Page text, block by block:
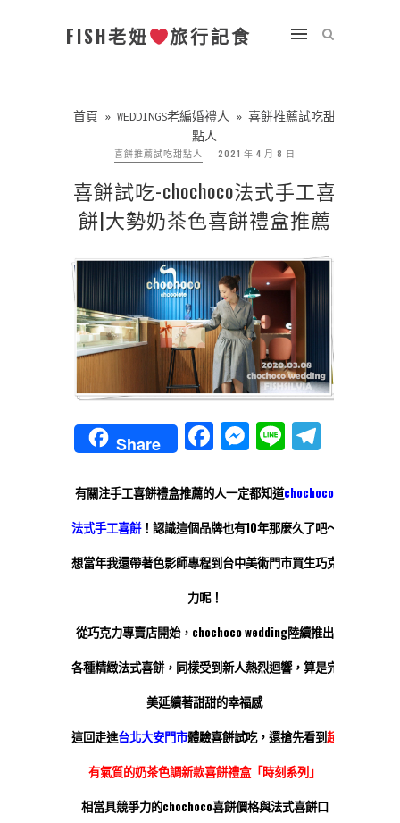
FISH老妞 旅行記食
首頁 » WEDDINGS老編婚禮人 » 喜餅推薦試吃甜
點人
喜餅推薦試吃甜點人
2021 年 4 月 8 日
喜餅試吃-chochoco法式手工喜
餅|大勢奶茶色喜餅禮盒推薦
Share Facebook
Messenger
Line
有關注手工喜餅禮盒推薦的人一定都知道chochoco
法式手工喜餅！認識這個品牌也有10年那麼久了吧～
想當年我還帶著色影師專程到台中美術門市買生巧克
力呢！
從巧克力專賣店開始，chochoco wedding陸續推出
各種精緻法式喜餅，同樣受到新人熱烈迴響，算是完
美延續著甜甜的幸福感
這回走進台北大安門市體驗喜餅試吃，還搶先看到超
有氣質的奶茶色調新款喜餅禮盒「時刻系列」
相當具競爭力的chochoco喜餅價格與法式喜餅口